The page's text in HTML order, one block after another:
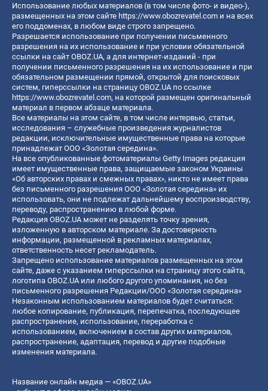
Использование любых материалов (в том числе фото- и видео-),
размещенных на этом сайте https://www.obozrevatel.com и на всех
его поддоменах, в любом виде строго запрещено.
Разрешается использование при получении письменного
разрешения на их использование и при условии обязательной
ссылки на сайт OBOZ.UA, а для интернет-изданий - при
получении письменного разрешения на их использование и при
обязательном размещении прямой, открытой для поисковых
систем, гиперссылки на страницу OBOZ.UA по ссылке
https://www.obozrevatel.com, на которой размещен оригинальный
материал в первом абзаце материала.
Все материалы на этом сайте, в том числе интервью, статьи,
исследования – служебные произведения журналистов
редакции, исключительные имущественные права на которые
принадлежат ООО «Золотая середина».
На все опубликованные фотоматериалы Getty Images редакция
имеет имущественные права, защищаемые законом Украины
«Об авторских правах и смежных правах», никто не имеет права
без письменного разрешения ООО «Золотая середина» их
использовать, они не подлежат дальнейшему воспроизводству,
переводу, распространению в любой форме.
Редакция OBOZ.UA может не разделять точку зрения,
изложенную в авторском материале. За достоверность
информации, размещенной в рекламных материалах,
ответственность несет рекламодатель.
Запрещено использование материалов размещенных на этом
сайте, даже с указанием гиперссылки на страницу этого сайта,
логотипа OBOZ.UA или любого другого упоминания, но без
письменного разрешения Редакции/ООО «Золотая середина»
Незаконным использованием материалов будет считаться:
любое копирование, публикация, перепечатка, последующее
распространение, использование, переработка с
использованием, включением в состав других материалов,
распространение, адаптация, перевод и другие подобные
изменения материала.
Название онлайн медиа — «OBOZ.UA»